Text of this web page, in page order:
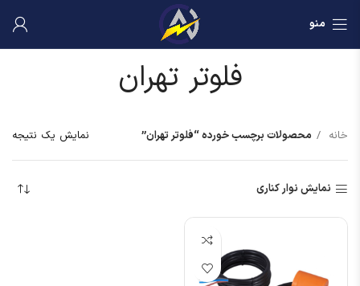
منو
فلوتر تهران
خانه محصولات برچسب خورده “فلوتر تهران” نمایش یک نتیجه
نمایش نوار کناری